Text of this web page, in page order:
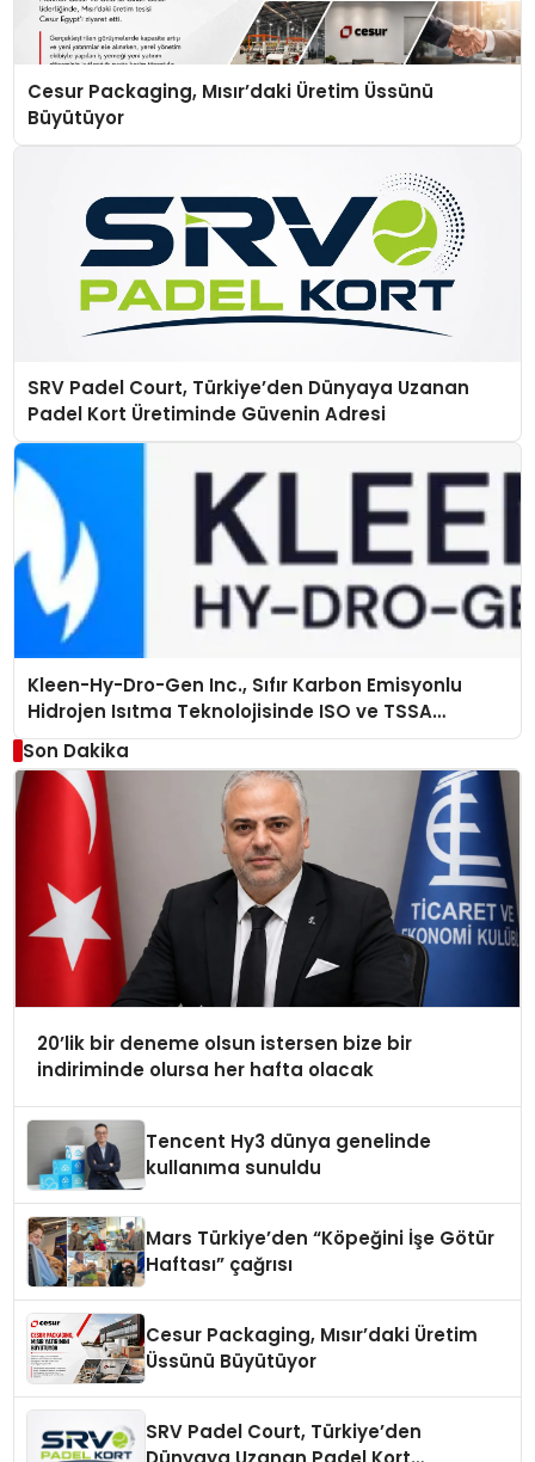
Cesur Packaging, Mısır’daki Üretim Üssünü
Büyütüyor
SRV Padel Court, Türkiye’den Dünyaya Uzanan
Padel Kort Üretiminde Güvenin Adresi
Kleen-Hy-Dro-Gen Inc., Sıfır Karbon Emisyonlu
Hidrojen Isıtma Teknolojisinde ISO ve TSSA
Düzenleyici Onaylarını Aldı
Son Dakika
20’lik bir deneme olsun istersen bize bir
indiriminde olursa her hafta olacak
Tencent Hy3 dünya genelinde
kullanıma sunuldu
Mars Türkiye’den “Köpeğini İşe Götür
Haftası” çağrısı
Cesur Packaging, Mısır’daki Üretim
Üssünü Büyütüyor
SRV Padel Court, Türkiye’den